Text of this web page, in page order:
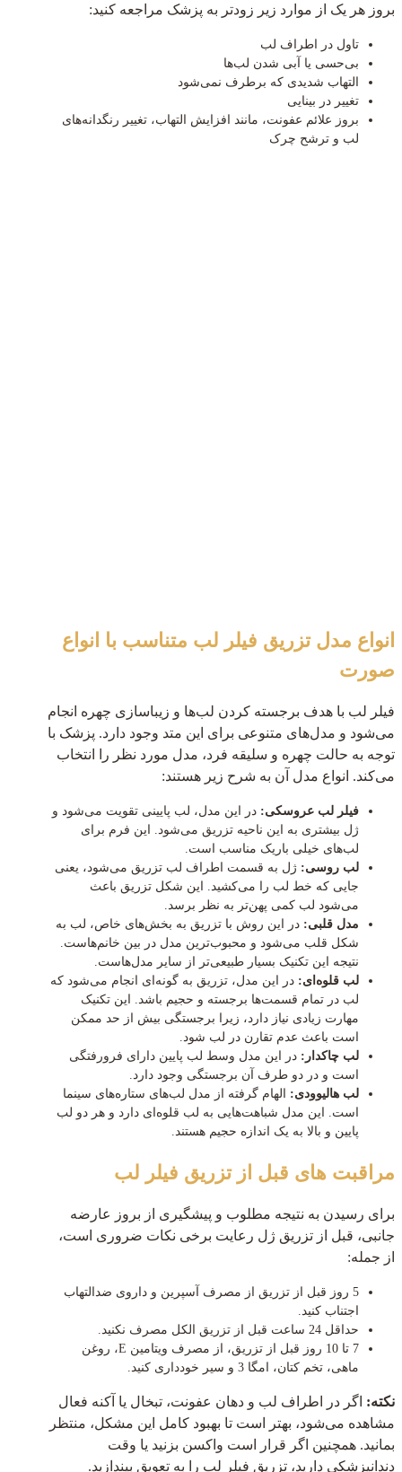
بروز هر یک از موارد زیر زودتر به پزشک مراجعه کنید:
تاول در اطراف لب
بی‌حسی یا آبی شدن لب‌ها
التهاب شدیدی که برطرف نمی‌شود
تغییر در بینایی
بروز علائم عفونت، مانند افزایش التهاب، تغییر رنگدانه‌های
لب و ترشح چرک
انواع مدل تزریق فیلر لب متناسب با انواع
صورت
فیلر لب با هدف برجسته کردن لب‌ها و زیباسازی چهره انجام
می‌شود و مدل‌های متنوعی برای این متد وجود دارد. پزشک با
توجه به حالت چهره و سلیقه فرد، مدل مورد نظر را انتخاب
می‌کند. انواع مدل آن به شرح زیر هستند:
فیلر لب عروسکی: در این مدل، لب پایینی تقویت می‌شود و
ژل بیشتری به این ناحیه تزریق می‌شود. این فرم برای
لب‌های خیلی باریک مناسب است.
لب روسی: ژل به قسمت اطراف لب تزریق می‌شود، یعنی
جایی که خط لب را می‌کشید. این شکل تزریق باعث
می‌شود لب کمی پهن‌تر به نظر برسد.
مدل قلبی:
در این روش با تزریق به بخش‎‌های خاص، لب به
شکل قلب می‌شود و محبوب‌ترین مدل در بین خانم‌هاست.
نتیجه این تکنیک بسیار طبیعی‌تر از سایر مدل‎‌هاست.
لب قلوه‌ای: در این مدل، تزریق به گونه‌ای انجام می‌شود که
لب در تمام قسمت‌ها برجسته و حجیم باشد. این تکنیک
مهارت زیادی نیاز دارد، زیرا برجستگی بیش از حد ممکن
است باعث عدم تقارن در لب شود.
لب چاکدار: در این مدل وسط لب پایین دارای فرورفتگی
است و در دو طرف آن برجستگی وجود دارد.
لب هالیوودی: الهام گرفته از مدل لب‌های ستاره‌های سینما
است. این مدل شباهت‌هایی به لب قلوه‌ای دارد و هر دو لب
پایین و بالا به یک اندازه حجیم هستند.
مراقبت های قبل از تزریق فیلر لب
برای رسیدن به نتیجه مطلوب و پیشگیری از بروز عارضه
جانبی، قبل از تزریق ژل رعایت برخی نکات ضروری است،
از جمله:
5 روز قبل از تزریق از مصرف آسپرین و داروی ضدالتهاب
اجتناب کنید.
حداقل 24 ساعت قبل از تزریق الکل مصرف نکنید.
7 تا 10 روز قبل از تزریق، از مصرف ویتامین E، روغن
ماهی، تخم کتان، امگا 3 و سیر خودداری کنید.
نکته: اگر در اطراف لب و دهان عفونت، تبخال یا آکنه فعال
مشاهده می‌شود، بهتر است تا بهبود کامل این مشکل، منتظر
بمانید. همچنین اگر قرار است واکسن بزنید یا وقت
دندانپزشکی دارید، تزریق فیلر لب را به تعویق بیندازید.